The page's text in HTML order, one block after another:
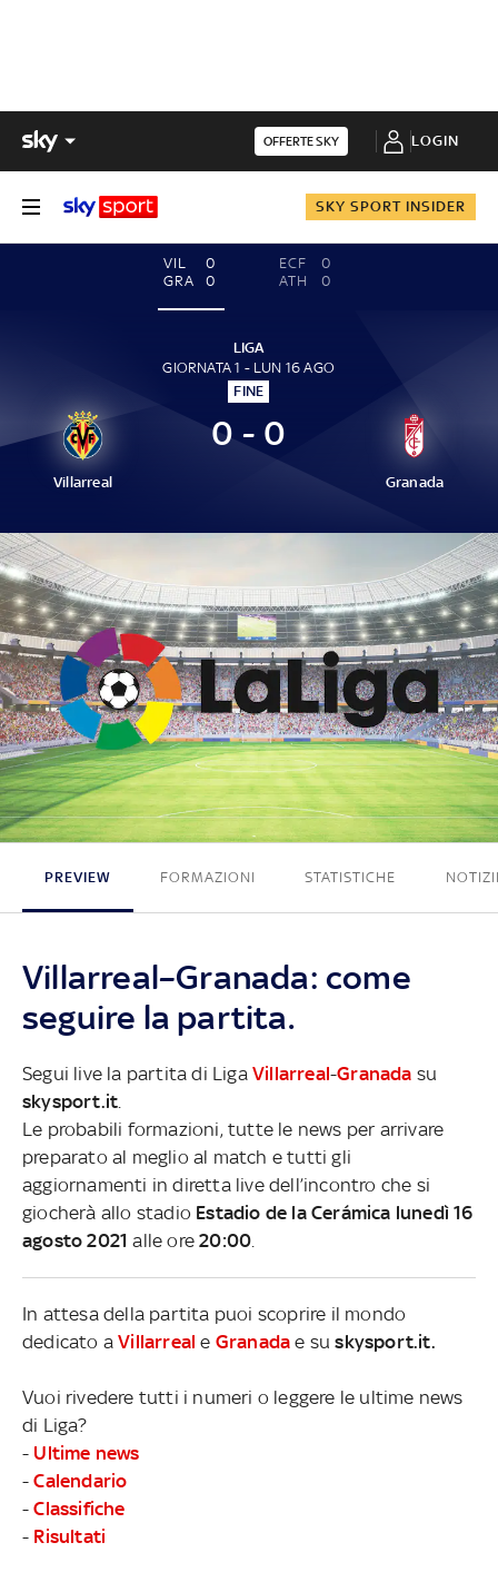
OFFERTE SKY LOGIN
SKY SPORT INSIDER
VIL
0
GRA
0
ECF
0
ATH
0
LIGA
GIORNATA 1 - LUN 16 AGO
FINE
Villarreal
0 - 0
Granada
0 - 0
PREVIEW FORMAZIONI STATISTICHE
Villarreal–Granada: come
seguire la partita.
Segui live la partita di Liga Villarreal-Granada su
skysport.it
Le probabili formazioni, tutte le news per arrivare
preparato al meglio al match e tutti gli
aggiornamenti in diretta live dell’incontro che si
giocherà allo stadio Estadio de la Cerámica lunedì 16
agosto 2021 alle ore20:00
In attesa della partita puoi scoprire il mondo
dedicato aVillarreal e Granada e suskysport.it.
Vuoi rivedere tutti i numeri o leggere le ultime news
di Liga?
- Ultime news
-Calendario
-Classifiche
- Risultati